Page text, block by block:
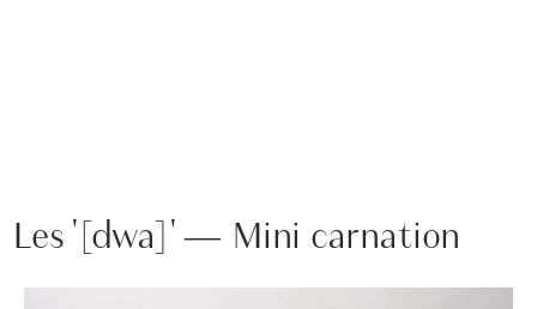
Les '[dwa]' — Mini carnation